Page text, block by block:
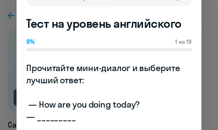
Caesarian
Тест на уровень английского
0% 1 из 19
Прочитайте мини-диалог и выберите
лучший ответ:
— _________